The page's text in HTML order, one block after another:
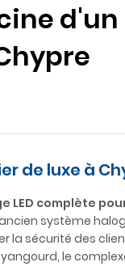
de luxe à
LED complète
système
la sécurité des
le